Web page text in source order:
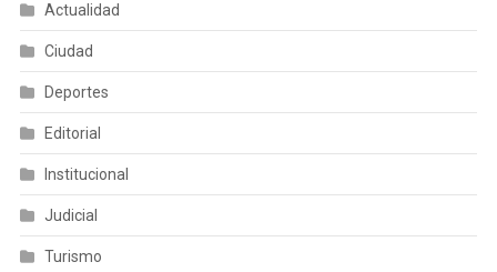
Actualidad
Ciudad
Deportes
Editorial
Institucional
Judicial
Turismo